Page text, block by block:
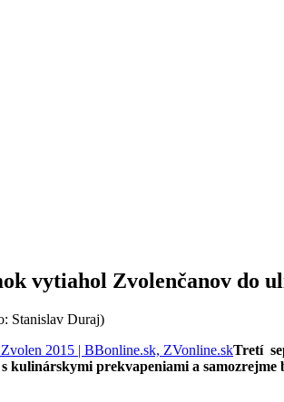
vytiahol Zvolenčanov do
Stanislav Duraj)
Tretí
s kulinárskymi prekvapeniami a samozrejme